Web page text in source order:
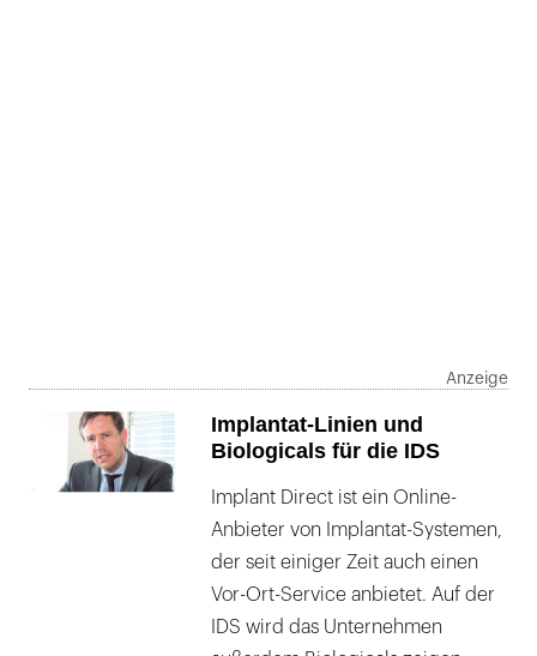
Implantat-Linien und
Biologicals für die IDS
Implant Direct ist ein Online-
Anbieter von Implantat-Systemen,
der seit einiger Zeit auch einen
Vor-Ort-Service anbietet. Auf der
IDS wird das Unternehmen